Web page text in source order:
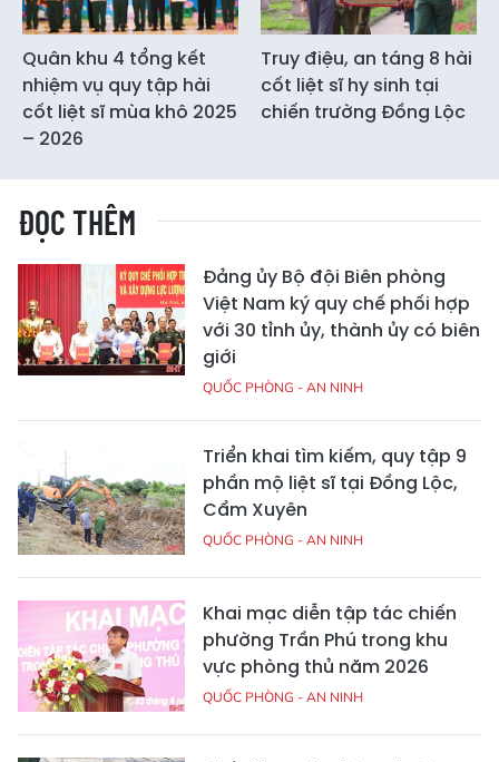
Quân khu 4 tổng kết
nhiệm vụ quy tập hài
cốt liệt sĩ mùa khô 2025
– 2026
Truy điệu, an táng 8 hài
cốt liệt sĩ hy sinh tại
chiến trường Đồng Lộc
ĐỌC THÊM
Đảng ủy Bộ đội Biên phòng
Việt Nam ký quy chế phối hợp
với 30 tỉnh ủy, thành ủy có biên
giới
QUỐC PHÒNG - AN NINH
Triển khai tìm kiếm, quy tập 9
phần mộ liệt sĩ tại Đồng Lộc,
Cẩm Xuyên
QUỐC PHÒNG - AN NINH
Khai mạc diễn tập tác chiến
phường Trần Phú trong khu
vực phòng thủ năm 2026
QUỐC PHÒNG - AN NINH